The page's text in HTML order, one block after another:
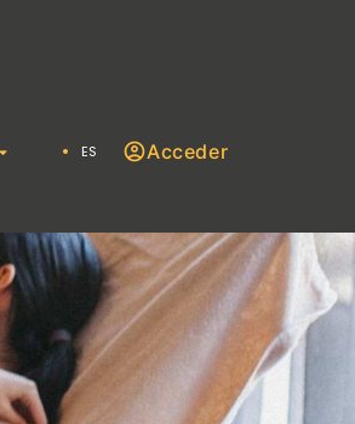
ES Acceder